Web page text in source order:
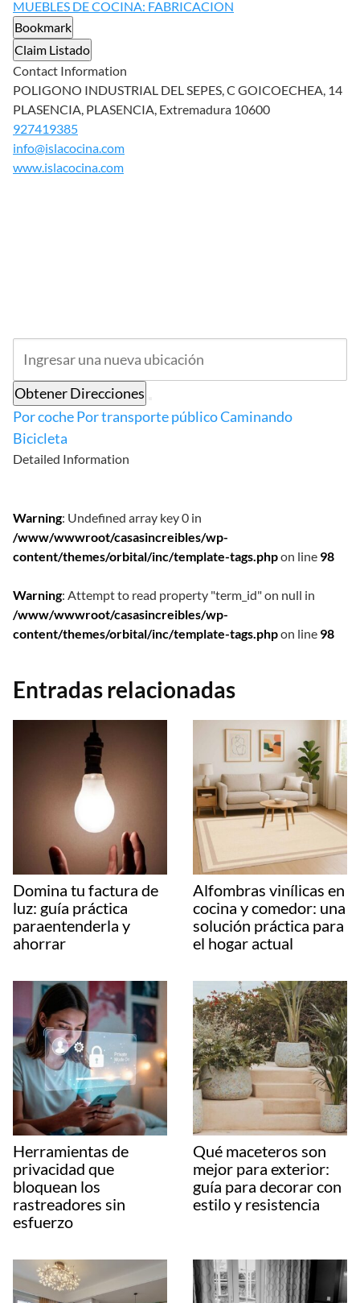
MUEBLES DE COCINA: FABRICACION
Bookmark
Claim Listado
Contact Information
POLIGONO INDUSTRIAL DEL SEPES, C GOICOECHEA, 14
PLASENCIA, PLASENCIA, Extremadura 10600
927419385
info@islacocina.com
www.islacocina.com
Obtener Direcciones
Por cochePor transporte públicoCaminando
Bicicleta
Detailed Information
Warning: Undefined array key 0 in
/www/wwwroot/casasincreibles/wp-
content/themes/orbital/inc/template-tags.phpon line 98
Warning: Attempt to read property "term_id" on null in
/www/wwwroot/casasincreibles/wp-
content/themes/orbital/inc/template-tags.phpon line 98
Entradas relacionadas
Domina tu factura de
luz: guía práctica
paraentenderla y
ahorrar
Alfombras vinílicas en
cocina y comedor: una
solución práctica para
el hogar actual
Herramientas de
privacidad que
bloquean los
rastreadores sin
esfuerzo
Qué maceteros son
mejor para exterior:
guía para decorar con
estilo y resistencia